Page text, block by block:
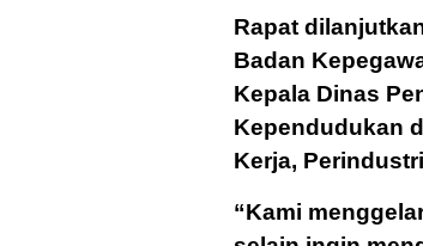
Rapat
Badan
Kepala Dinas
Kependudukan
Kerja,
“Kami